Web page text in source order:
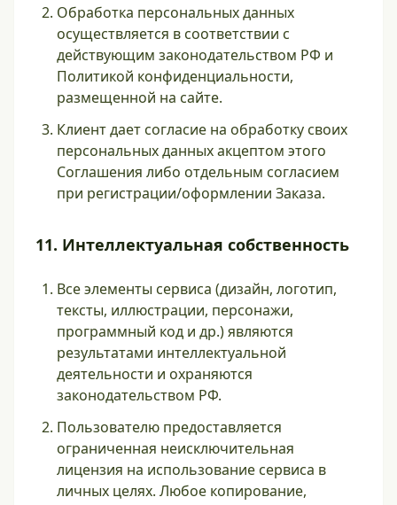
Обработка персональных данных
осуществляется в соответствии с
действующим законодательством РФ и
Политикой конфиденциальности,
размещенной на сайте.
Клиент дает согласие на обработку своих
персональных данных акцептом этого
Соглашения либо отдельным согласием
при регистрации/оформлении Заказа.
11. Интеллектуальная собственность
Все элементы сервиса (дизайн, логотип,
тексты, иллюстрации, персонажи,
программный код и др.) являются
результатами интеллектуальной
деятельности и охраняются
законодательством РФ.
Пользователю предоставляется
ограниченная неисключительная
лицензия на использование сервиса в
личных целях. Любое копирование,